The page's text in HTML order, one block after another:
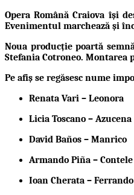
Opera Română Craiova își
Evenimentul marchează și
Noua producție poartă
Stefania Cotroneo. Montarea
Pe afiș se regăsesc nume
Renata Vari – Leonora
Licia Toscano – Azucena
David Baños – Manrico
Armando Piña –
Ioan Cherata – Ferrando